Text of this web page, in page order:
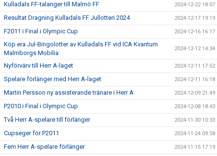
Kulladals FF-talanger till Malmö FF 2024-12-22 18:07
Resultat Dragning Kulladals FF Jullotteri 2024 2024-12-17 19:19
F2011 i Final i Olympic Cup 2024-12-16 16:17
Köp era Jul-Bingolotter av Kulladals FF vid ICA Kvantum
Malmborgs Mobilia
2024-12-12 14:34
Nyförvärv till Herr A-laget 2024-12-11 17:52
Spelare förlänger med Herr A-laget 2024-12-11 16:18
Martin Persson ny assisterande tränare i Herr A 2024-12-09 21:49
P2010 i Final i Olympic Cup 2024-12-08 18:43
Två Herr A-spelare till förlänger 2024-11-30 10:33
Cupseger för P2011 2024-11-24 09:58
Fem Herr A-spelare förlänger 2024-11-15 17:19